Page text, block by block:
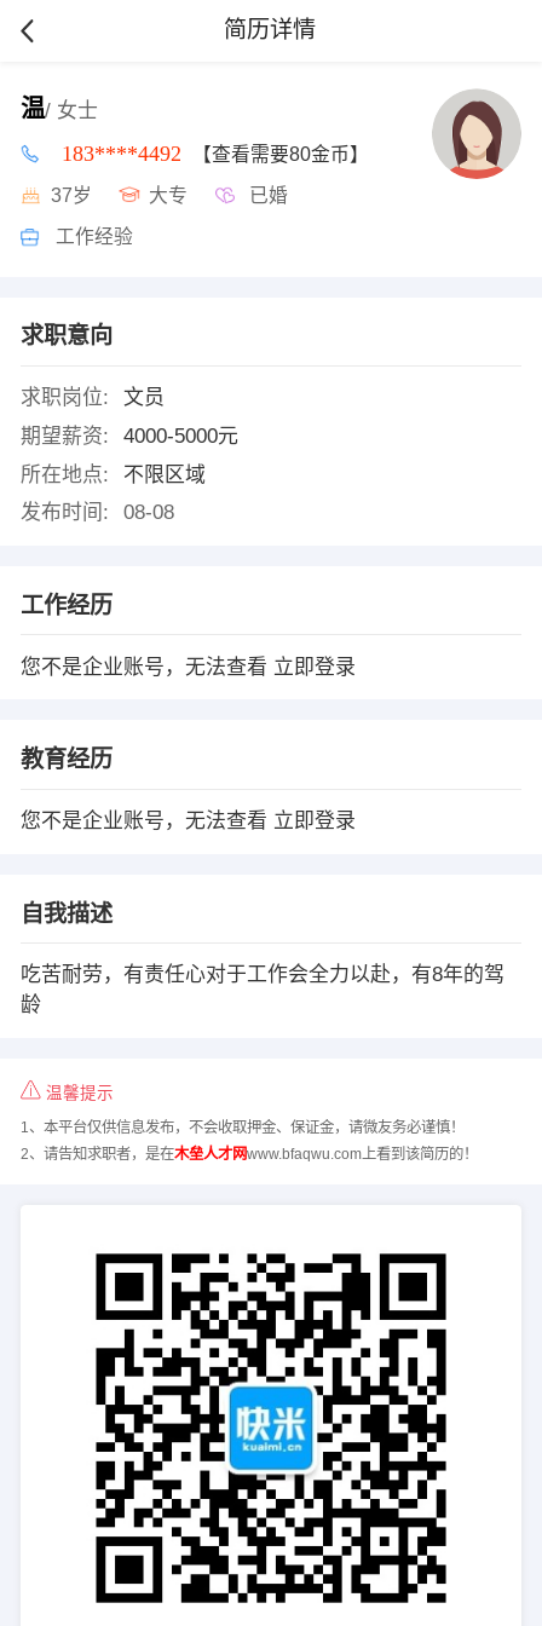
简历详情
温/ 女士
183****4492 【查看需要80金币】
37岁 大专 已婚
工作经验
求职意向
求职岗位:
文员
期望薪资:
4000-5000元
所在地点:
不限区域
发布时间:
08-08
工作经历
您不是企业账号，无法查看 立即登录
教育经历
您不是企业账号，无法查看 立即登录
自我描述
吃苦耐劳，有责任心对于工作会全力以赴，有8年的驾
龄
温馨提示
1、本平台仅供信息发布，不会收取押金、保证金，请微友务必谨慎！
2、请告知求职者，是在木垒人才网www.bfaqwu.com上看到该简历的！